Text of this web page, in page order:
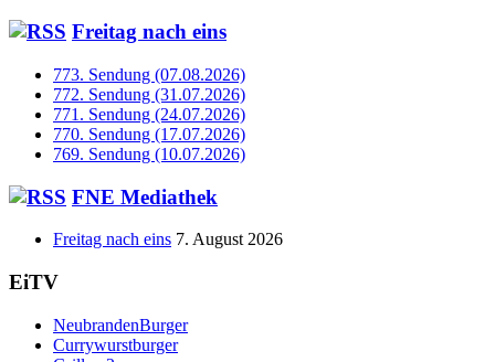
Freitag nach eins
773. Sendung (07.08.2026)
772. Sendung (31.07.2026)
771. Sendung (24.07.2026)
770. Sendung (17.07.2026)
769. Sendung (10.07.2026)
FNE Mediathek
Freitag nach eins 7. August 2026
EiTV
NeubrandenBurger
Currywurstburger